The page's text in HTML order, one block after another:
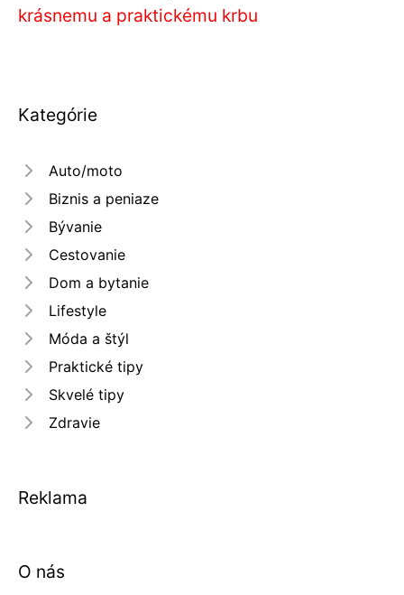
krásnemu a praktickému krbu
Kategórie
Auto/moto
Biznis a peniaze
Bývanie
Cestovanie
Dom a bytanie
Lifestyle
Móda a štýl
Praktické tipy
Skvelé tipy
Zdravie
Reklama
O nás